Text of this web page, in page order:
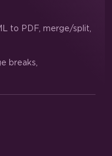
to PDF, merge/split,
breaks,